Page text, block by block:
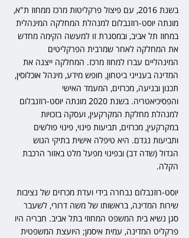
בשנת 2016, עם פיצול פרקליטות מרכז ממחוז ת"א,
מונתה יוסט-רוזנבלום למנהלת המחלקה המינהלית
במחוז תל אביב, ובמסגרת זו למעשה הקימה מחדש
את המחלקה לאחר שמרבית הפרקליטים
המינהליים עברו למחוז מרכז. המחלקה ייצגה את
המדינה בענייני ביטחון, חופש מידע, מינהל אוכלוסין,
תכנון ובניעה, מכרזים, המעמד האישי
והפסיכיאטריה. בשנת 2020 מונתה יוסט-רוזנבלום
למנהלת מחלקת המקרקעין, ועסקה בזכויות
במקרקעין, מכרזים, תביעות פינוי, פינוי פולשים
ותביעות נגדם. היא טיפלה אישית בתיקי הגוש
הגדול (שדה דב) ובפינוי מפעל מלט באזור הרכבת
הקלה.
יוסט-רוזנבלום נבחרה בידי ועדת מכרזים של נציבות
שירות המדינה, בראשותו של משה דרורי, לשעבר
סגן נשיא בית המשפט המחוזי בתל אביב. חבריה היו
פרקליט המדינה, עמית איסמן; היועצת המשפטית